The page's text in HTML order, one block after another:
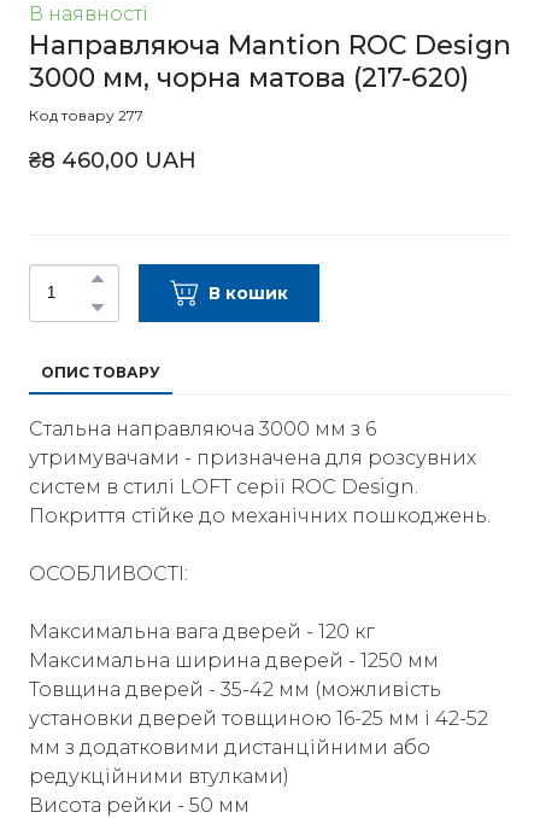
В наявності
Направляюча Mantion ROC Design
3000 мм, чорна матова (217-620)
Код товару 277
₴8 460,00 UAH
В кошик
ОПИС ТОВАРУ
Стальна направляюча 3000 мм з 6
утримувачами - призначена для розсувних
систем в стилі LOFT серії ROC Design.
Покриття стійке до механічних пошкоджень.
ОСОБЛИВОСТІ:
Максимальна вага дверей - 120 кг
Максимальна ширина дверей - 1250 мм
Товщина дверей - 35-42 мм (можливість
установки дверей товщиною 16-25 мм і 42-52
мм з додатковими дистанційними або
редукційними втулками)
Висота рейки - 50 мм